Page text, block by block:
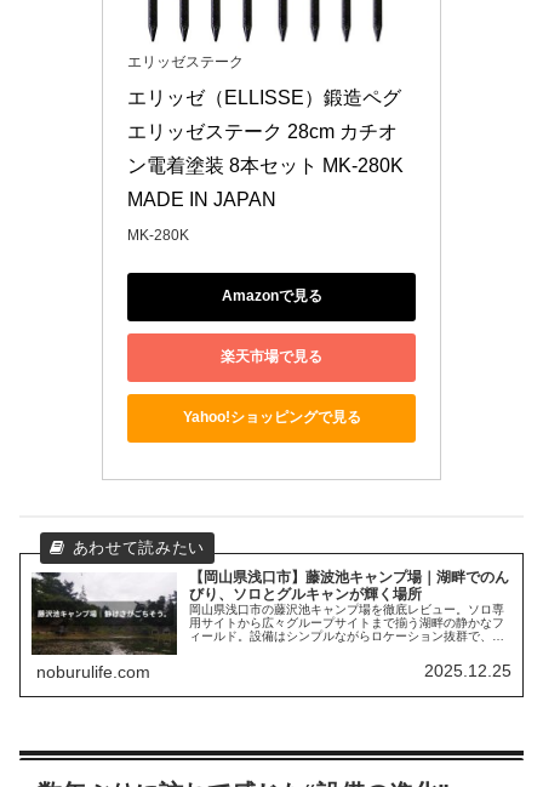
エリッゼステーク
エリッゼ（ELLISSE）鍛造ペグ
エリッゼステーク 28cm カチオ
ン電着塗装 8本セット MK-280K
MADE IN JAPAN
MK-280K
Amazonで見る
楽天市場で見る
Yahoo!ショッピングで見る
【岡山県浅口市】藤波池キャンプ場｜湖畔でのん
びり、ソロとグルキャンが輝く場所
岡山県浅口市の藤沢池キャンプ場を徹底レビュー。ソロ専
用サイトから広々グループサイトまで揃う湖畔の静かなフ
ィールド。設備はシンプルながらロケーション抜群で、ど
noburulife.com 2025.12.25